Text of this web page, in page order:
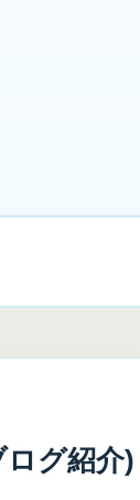
グ紹介)